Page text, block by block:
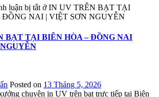
luận bị tắt ở IN UV TRÊN BẠT TẠI
ĐỒNG NAI | VIỆT SƠN NGUYỄN
BẠT TẠI BIÊN HÒA – ĐỒNG NAI
Posted on 13 Tháng 5, 2026
chuyên in UV trên bạt trực tiếp tại Biên